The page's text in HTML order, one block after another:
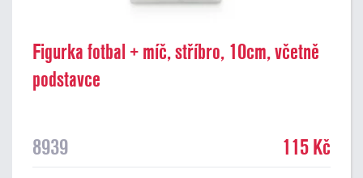
Figurka fotbal + míč, stříbro, 10cm, včetně
podstavce
8939 115 Kč